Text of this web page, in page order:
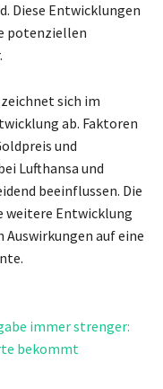
Diese Entwicklungen
potenziellen
sich im
ab. Faktoren
und
Lufthansa und
beeinflussen. Die
weitere Entwicklung
Auswirkungen auf eine
immer strenger:
bekommt